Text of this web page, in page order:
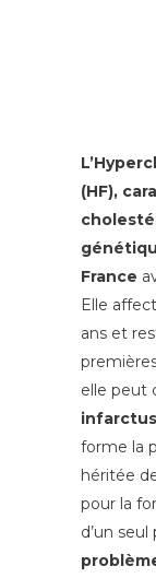
(HF),
France
Elle
ans et
elle peut
infarctus
forme la
héritée
pour la
d’un seul